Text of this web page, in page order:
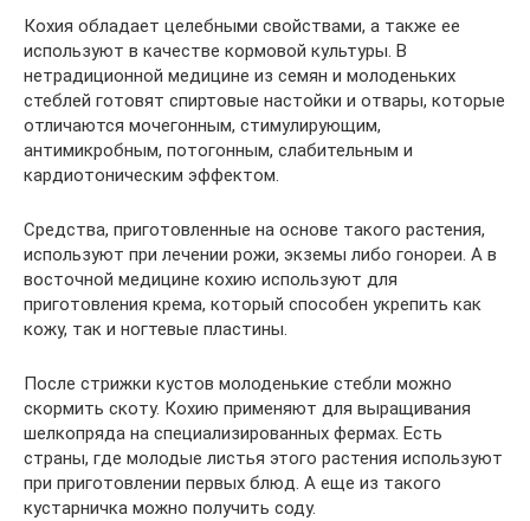
Кохия обладает целебными свойствами, а также ее
используют в качестве кормовой культуры. В
нетрадиционной медицине из семян и молоденьких
стеблей готовят спиртовые настойки и отвары, которые
отличаются мочегонным, стимулирующим,
антимикробным, потогонным, слабительным и
кардиотоническим эффектом.
Средства, приготовленные на основе такого растения,
используют при лечении рожи, экземы либо гонореи. А в
восточной медицине кохию используют для
приготовления крема, который способен укрепить как
кожу, так и ногтевые пластины.
После стрижки кустов молоденькие стебли можно
скормить скоту. Кохию применяют для выращивания
шелкопряда на специализированных фермах. Есть
страны, где молодые листья этого растения используют
при приготовлении первых блюд. А еще из такого
кустарничка можно получить соду.